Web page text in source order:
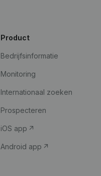
Product
Bedrijfsinformatie
Monitoring
Internationaal zoeken
Prospecteren
iOS app
Android app